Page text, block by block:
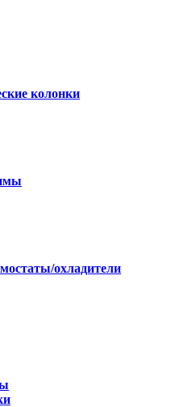
колонки
охладители